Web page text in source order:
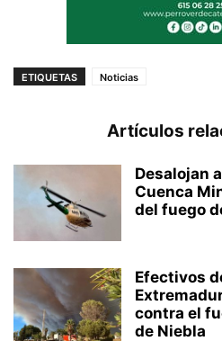
ETIQUETAS Noticias
Artículos
Desalojan
Cuenca
del fuego
Efectivos
contra el
de Niebla